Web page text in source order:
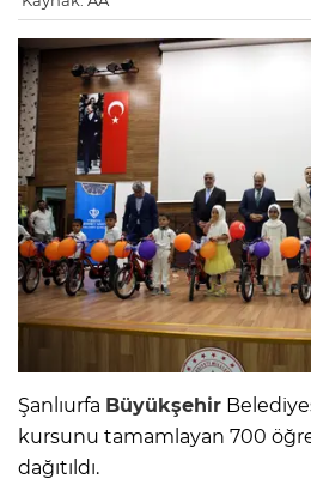
Şanlıurfa Büyükşehir
kursunu tamamlayan 700
dağıtıldı.